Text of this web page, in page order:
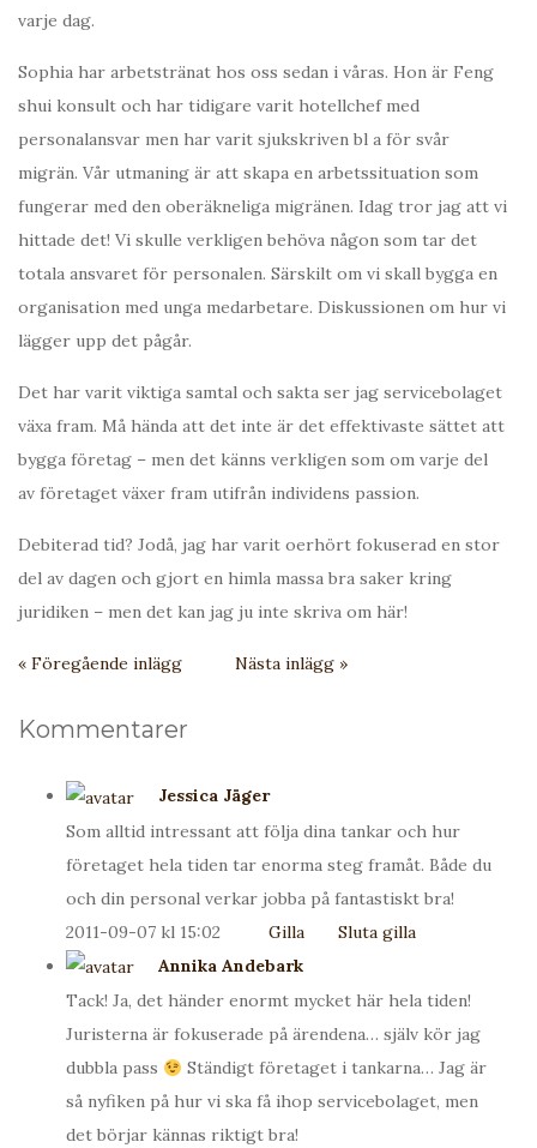
varje dag.
Sophia har arbetstränat hos oss sedan i våras. Hon är Feng
shui konsult och har tidigare varit hotellchef med
personalansvar men har varit sjukskriven bl a för svår
migrän. Vår utmaning är att skapa en arbetssituation som
fungerar med den oberäkneliga migränen. Idag tror jag att vi
hittade det! Vi skulle verkligen behöva någon som tar det
totala ansvaret för personalen. Särskilt om vi skall bygga en
organisation med unga medarbetare. Diskussionen om hur vi
lägger upp det pågår.
Det har varit viktiga samtal och sakta ser jag servicebolaget
växa fram. Må hända att det inte är det effektivaste sättet att
bygga företag – men det känns verkligen som om varje del
av företaget växer fram utifrån individens passion.
Debiterad tid? Jodå, jag har varit oerhört fokuserad en stor
del av dagen och gjort en himla massa bra saker kring
juridiken – men det kan jag ju inte skriva om här!
« Föregående inlägg Nästa inlägg »
Kommentarer
Jessica Jäger
Som alltid intressant att följa dina tankar och hur
företaget hela tiden tar enorma steg framåt. Både du
och din personal verkar jobba på fantastiskt bra!
2011-09-07 kl 15:02 Gilla
Sluta gilla
Annika Andebark
Tack! Ja, det händer enormt mycket här hela tiden!
Juristerna är fokuserade på ärendena… själv kör jag
dubbla pass
Ständigt företaget i tankarna… Jag är
så nyfiken på hur vi ska få ihop servicebolaget, men
det börjar kännas riktigt bra!